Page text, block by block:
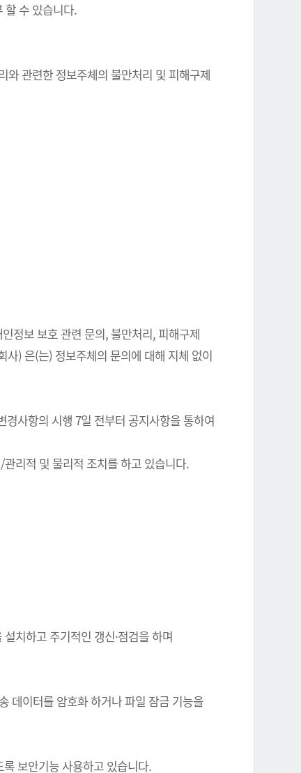
할 수 있습니다.
와 관련한 정보주체의 불만처리 및 피해구제
정보 보호 관련 문의, 불만처리, 피해구제
사) 은(는) 정보주체의 문의에 대해 지체 없이
사항의 시행 7일 전부터 공지사항을 통하여
리적 및 물리적 조치를 하고 있습니다.
치하고 주기적인 갱신·점검을 하며
데이터를 암호화 하거나 파일 잠금 기능을
보안기능 사용하고 있습니다.